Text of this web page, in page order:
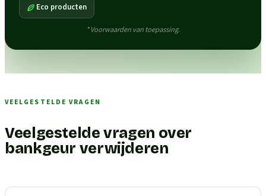
Eco producten
* Voorwaarden van toepassing.
VEELGESTELDE VRAGEN
Veelgestelde vragen over
bankgeur verwijderen